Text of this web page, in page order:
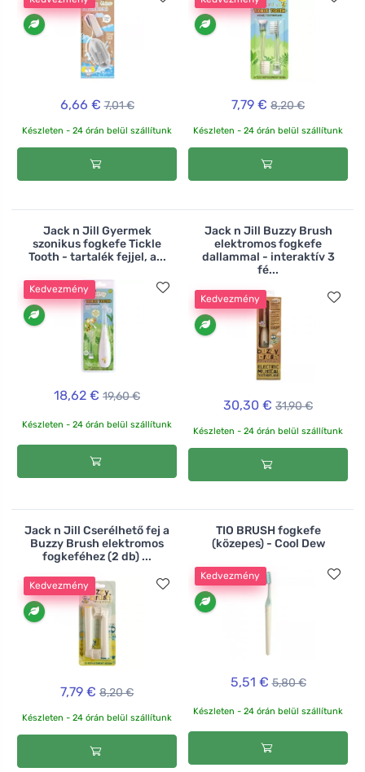
6,66 € 7,01 €
Készleten - 24 órán belül szállítunk
7,79 € 8,20 €
Készleten - 24 órán belül szállítunk
Jack n Jill Gyermek
szonikus fogkefe Tickle
Tooth - tartalék fejjel, a...
Kedvezmény
18,62 € 19,60 €
Készleten - 24 órán belül szállítunk
Jack n Jill Buzzy Brush
elektromos fogkefe
dallammal - interaktív 3
fé...
Kedvezmény
30,30 € 31,90 €
Készleten - 24 órán belül szállítunk
Jack n Jill Cserélhető fej a
Buzzy Brush elektromos
fogkeféhez (2 db) ...
Kedvezmény
7,79 € 8,20 €
Készleten - 24 órán belül szállítunk
TIO BRUSH fogkefe
(közepes) - Cool Dew
Kedvezmény
5,51 € 5,80 €
Készleten - 24 órán belül szállítunk